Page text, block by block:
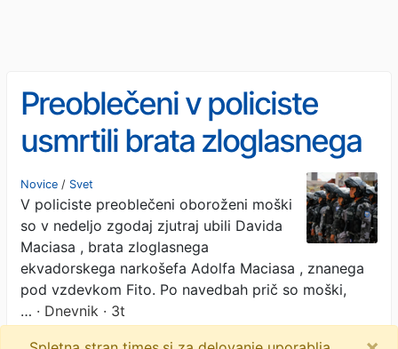
Preoblečeni v policiste
usmrtili brata zloglasnega
narkokralja
Novice / Svet
V policiste preoblečeni oboroženi moški
so v nedeljo zgodaj zjutraj ubili Davida
Maciasa , brata zloglasnega
ekvadorskega narkošefa Adolfa Maciasa , znanega
pod vzdevkom Fito. Po navedbah prič so moški,
… · Dnevnik · 3t